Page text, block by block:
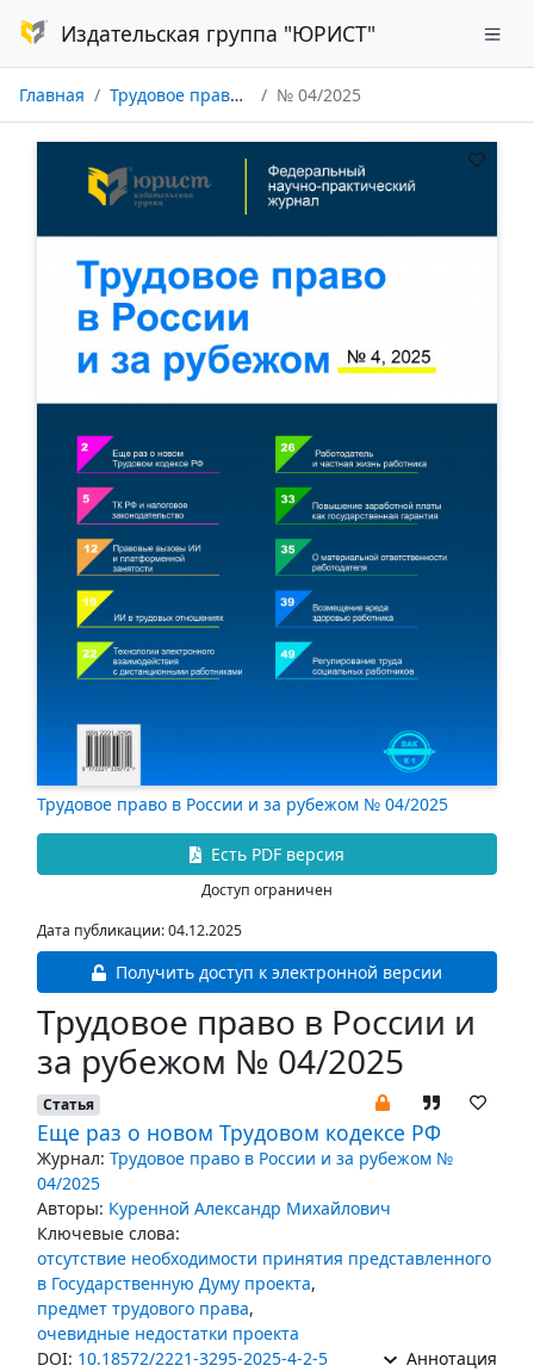
Издательская группа "ЮРИСТ"
Главная Трудовое право в России и за рубежом № 04/2025
Трудовое право в России и за рубежом № 04/2025
Есть PDF версия
Доступ ограничен
Дата публикации: 04.12.2025
Получить доступ к электронной версии
Трудовое право в России и
за рубежом № 04/2025
Статья
Еще раз о новом Трудовом кодексе РФ
Журнал: Трудовое право в России и за рубежом №
04/2025
Авторы: Куренной Александр Михайлович
Ключевые слова:
отсутствие необходимости принятия представленного
в Государственную Думу проекта,
предмет трудового права,
очевидные недостатки проекта
DOI: 10.18572/2221-3295-2025-4-2-5 Аннотация